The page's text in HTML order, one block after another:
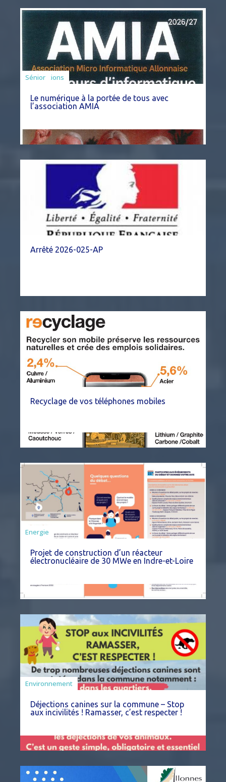
Associations
Sénior
Le numérique à la portée de tous avec
l’association AMIA
Arrêté 2026-025-AP
Recyclage de vos téléphones mobiles
Energie
Projet de construction d’un réacteur
électronucléaire de 30 MWe en Indre-et-Loire
Environnement
Déjections canines sur la commune – Stop
aux incivilités ! Ramasser, c’est respecter !